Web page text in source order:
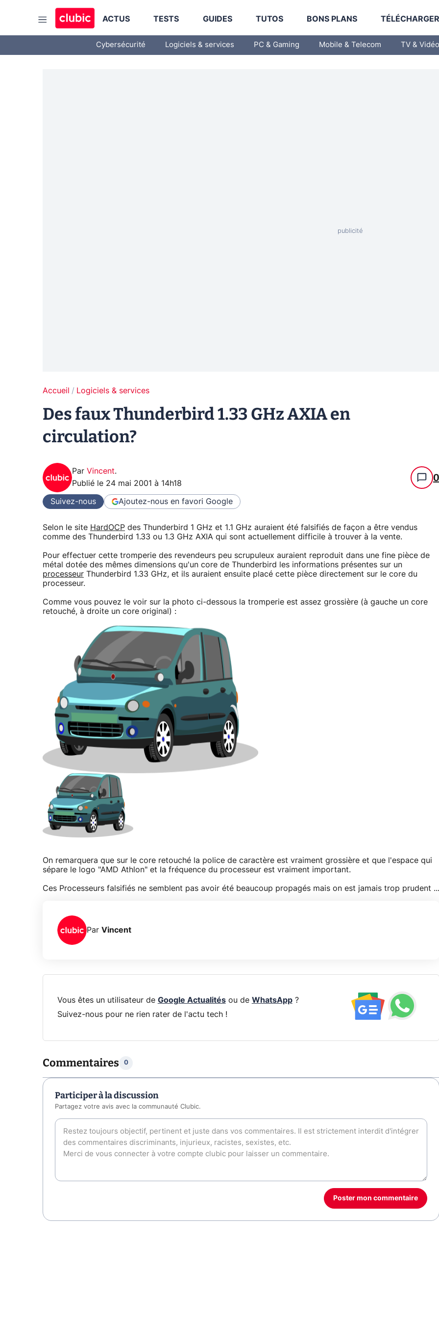
ACTUS TESTS GUIDES TUTOS BONS PLANS
Cybersécurité Logiciels & services PC & Gaming Mobile & Telecom TV & Vidéo
Accueil Logiciels & services
Des faux Thunderbird 1.33 GHz AXIA en
circulation?
Par Vincent.
Publié le 24 mai 2001 à 14h18 0
Suivez-nous Ajoutez-nous en favori Google
Selon le site HardOCP des Thunderbird 1 GHz et 1.1 GHz auraient été falsifiés de façon a être vendus
comme des Thunderbird 1.33 ou 1.3 GHz AXIA qui sont actuellement difficile à trouver à la vente.
Pour effectuer cette tromperie des revendeurs peu scrupuleux auraient reproduit dans une fine pièce de
métal dotée des mêmes dimensions qu'un core de Thunderbird les informations présentes sur un
processeur Thunderbird 1.33 GHz, et ils auraient ensuite placé cette pièce directement sur le core du
processeur.
Comme vous pouvez le voir sur la photo ci-dessous la tromperie est assez grossière (à gauche un core
retouché, à droite un core original) :
On remarquera que sur le core retouché la police de caractère est vraiment grossière et que l'espace qui
sépare le logo "AMD Athlon" et la fréquence du processeur est vraiment important.
Ces Processeurs falsifiés ne semblent pas avoir été beaucoup propagés mais on est jamais trop prudent ...
Par Vincent
Vous êtes un utilisateur de Google Actualitésou de WhatsApp?
Suivez-nous pour ne rien rater de l'actu tech !
Commentaires 0
Participer à la discussion
Partagez votre avis avec la communauté Clubic.
Poster mon commentaire